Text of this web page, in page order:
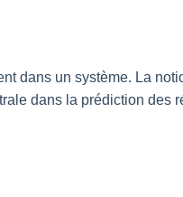
dans un système. La
dans la prédiction des